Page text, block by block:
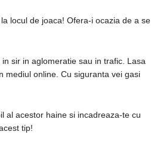
locul de joaca! Ofera-i ocazia de a se
sir in aglomeratie sau in trafic. Lasa
mediul online. Cu siguranta vei gasi
al acestor haine si incadreaza-te cu
tip!